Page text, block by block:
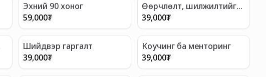
Эхний 90 хоног
59,000₮
Өөрчлөлт, шилжилтийг
удирдах нь
39,000₮
Шийдвэр гаргалт
39,000₮
Коучинг ба менторинг
39,000₮